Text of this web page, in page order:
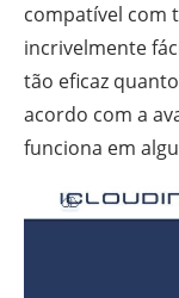
compatível com
incrivelmente
tão eficaz
acordo com a
funciona em